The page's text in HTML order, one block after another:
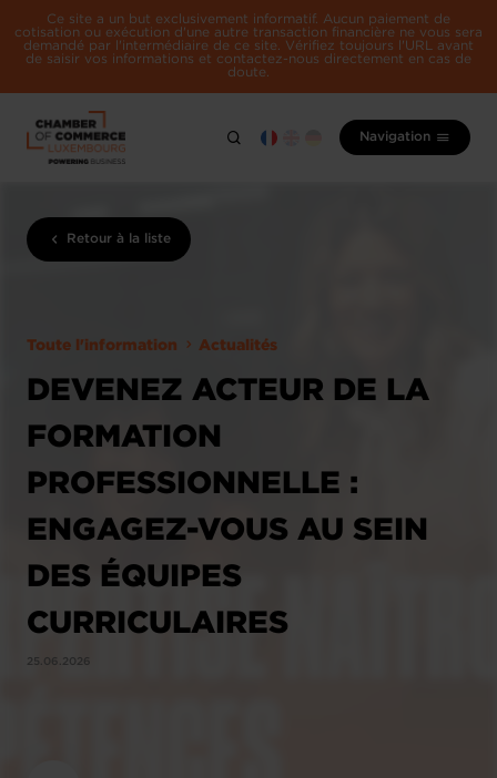
Ce site a un but exclusivement informatif. Aucun paiement de
cotisation ou exécution d'une autre transaction financière ne vous sera
demandé par l'intermédiaire de ce site. Vérifiez toujours l'URL avant
de saisir vos informations et contactez-nous directement en cas de
doute.
Navigation
Retour à la liste
Toute l'information Actualités
DEVENEZ ACTEUR DE LA
FORMATION
PROFESSIONNELLE :
ENGAGEZ-VOUS AU SEIN
DES ÉQUIPES
CURRICULAIRES
25.06.2026